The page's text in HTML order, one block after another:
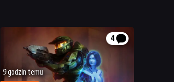
4
9 godzin temu